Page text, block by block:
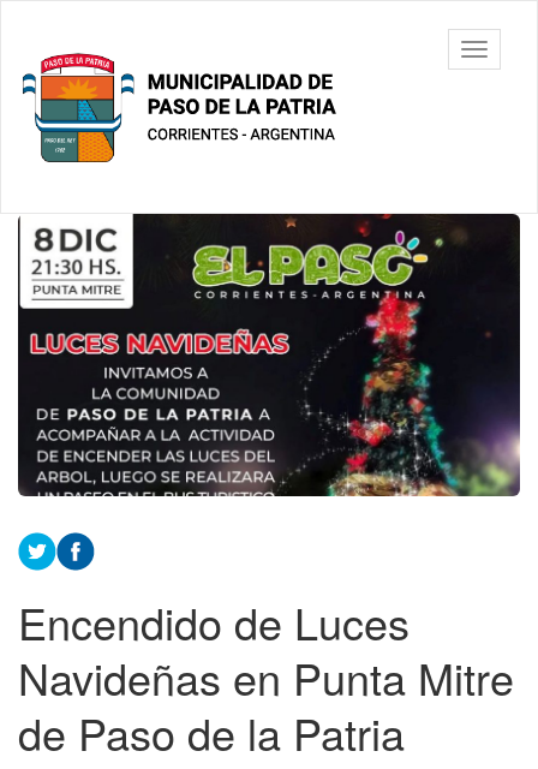
contenido
principal
Municipalidad
de Paso De
La Patria
barra
Contenido
principal
Encendido de Luces
Navideñas en Punta Mitre
de Paso de la Patria